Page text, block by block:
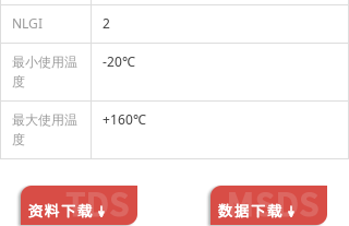
NLGI 2
最小使用温
度
-20℃
最大使用温
度
+160℃